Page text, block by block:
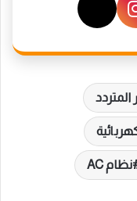
المتردد
نظام AC